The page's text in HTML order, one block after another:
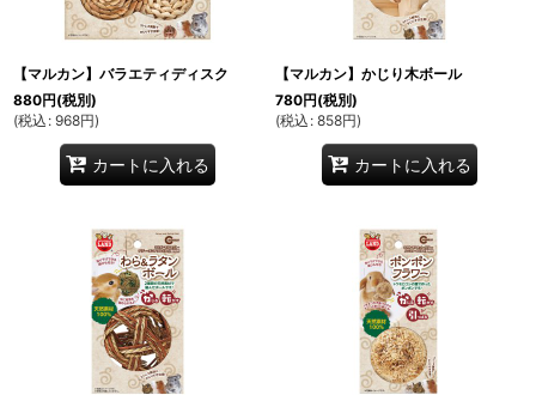
【マルカン】バラエティディスク
880円(税別)
(税込 : 968円)
カートに入れる
【マルカン】かじり木ボール
780円(税別)
(税込 : 858円)
カートに入れる